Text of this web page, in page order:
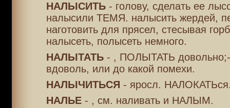
НАЛЫСИТЬ- голову, сделать ее
налысили ТЕМЯ. налысить жердей,
наготовить для прясел, стесывая
налысеть, полысеть немного.
НАЛЫТАТЬ- , ПОЛЫТАТЬ довольно;-
вдоволь, или до какой помехи.
НАЛЫЧИТЬСЯ - яросл.
НАЛЬЕ- , см. наливать и НАЛЫМ.